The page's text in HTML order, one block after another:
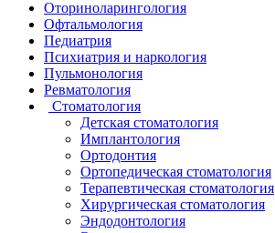
Оториноларингология
Офтальмология
Педиатрия
Психиатрия и наркология
Пульмонология
Ревматология
Стоматология
Детская стоматология
Имплантология
Ортодонтия
Ортопедическая стоматология
Терапевтическая стоматология
Хирургическая стоматология
Эндодонтология